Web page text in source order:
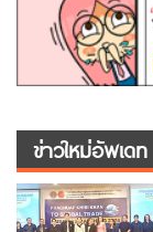
ข่าวใหม่อัพเดท